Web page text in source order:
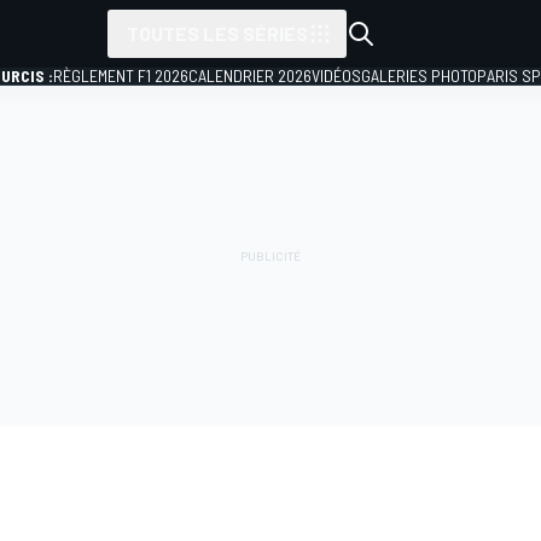
:RÈGLEMENT F1 2026CALENDRIER 2026VIDÉOSGALERIES PHOTOPARIS